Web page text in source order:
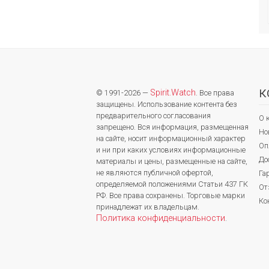
© 1991-2026 — Spirit.Watch. Все права
защищены. Использование контента без
предварительного согласования
запрещено. Вся информация, размещенная
на сайте, носит информационный характер
и ни при каких условиях информационные
материалы и цены, размещенные на сайте,
не являются публичной офертой,
определяемой положениями Статьи 437 ГК
РФ. Все права сохранены. Торговые марки
принадлежат их владельцам.
Политика конфиденциальности.
О